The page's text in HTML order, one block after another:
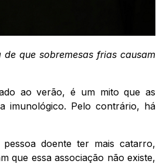
que sobremesas frias causam
ao verão, é um mito que as
imunológico. Pelo contrário, há
doente ter mais catarro,
que essa associação não existe,